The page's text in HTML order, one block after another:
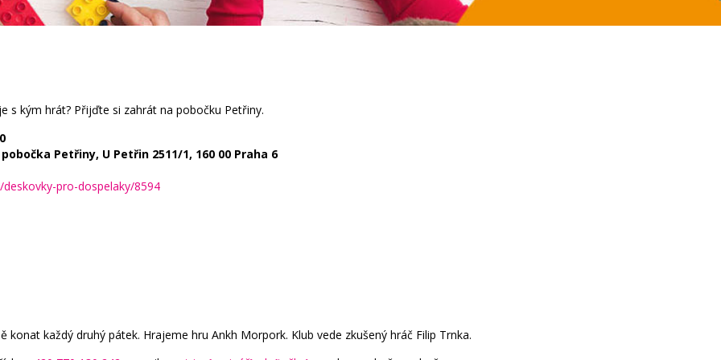
s kým hrát? Přijďte si zahrát na pobočku Petřiny.
Petřiny, U Petřin 2511/1, 160 00 Praha 6
pro-dospelaky/8594
každý druhý pátek. Hrajeme hru Ankh Morpork. Klub vede zkušený hráč Filip Trnka.